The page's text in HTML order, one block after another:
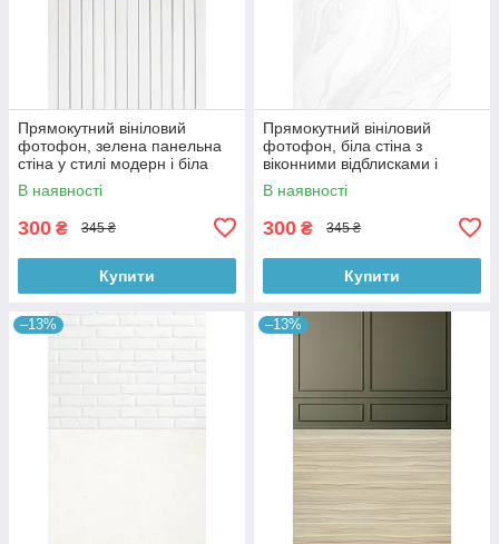
Прямокутний вініловий
фотофон, зелена панельна
стіна у стилі модерн і біла
дерев’яна підлога 60×90 см,
№57109
В наявності
300 ₴ 345 ₴
Купити
Прямокутний вініловий
фотофон, біла стіна з
віконними відблисками і
мармурова підлога 60×90 см,
№57124
В наявності
300 ₴ 345 ₴
Купити
–13% –13%